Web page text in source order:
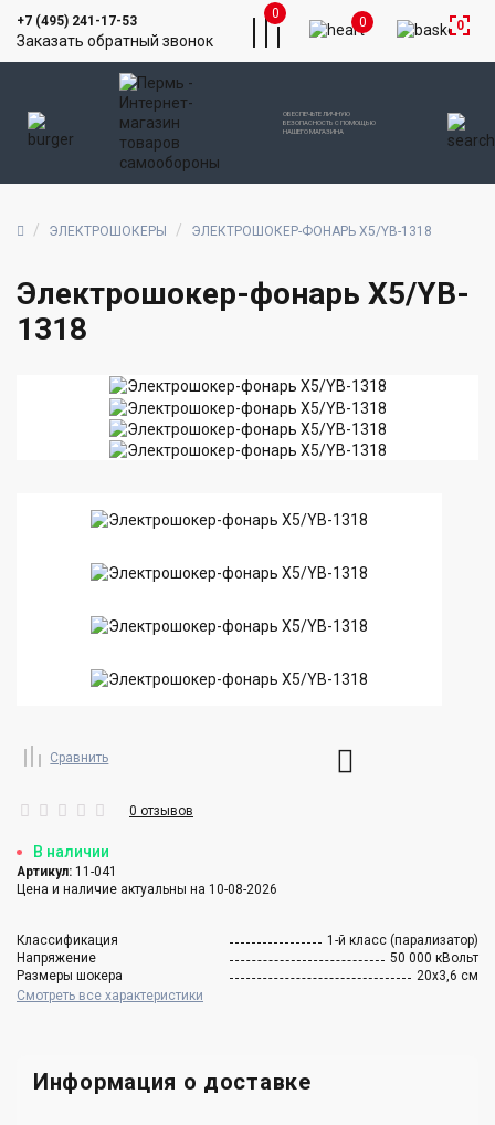
+7 (495) 241-17-53
Заказать обратный звонок
ОБЕСПЕЧЬТЕ ЛИЧНУЮ
БЕЗОПАСНОСТЬ С ПОМОЩЬЮ
НАШЕГО МАГАЗИНА
0
0 0
ЭЛЕКТРОШОКЕРЫ ЭЛЕКТРОШОКЕР-ФОНАРЬ X5/YB-1318
Электрошокер-фонарь X5/YB-
1318
Сравнить
0 отзывов
В наличии
Артикул: 11-041
Цена и наличие актуальны на 10-08-2026
Классификация
1-й класс (парализатор)
Напряжение
50 000 кВольт
Размеры шокера
20х3,6 см
Смотреть все характеристики
Информация о доставке